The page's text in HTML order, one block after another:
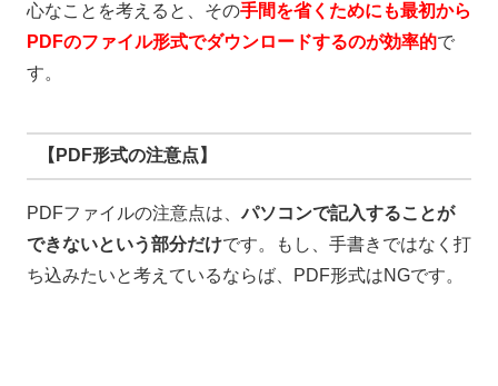
心なことを考えると、その手間を省くためにも最初から
PDFのファイル形式でダウンロードするのが効率的で
す。
【PDF形式の注意点】
PDFファイルの注意点は、パソコンで記入することが
できないという部分だけです。もし、手書きではなく打
ち込みたいと考えているならば、
PDF形式はNGです。